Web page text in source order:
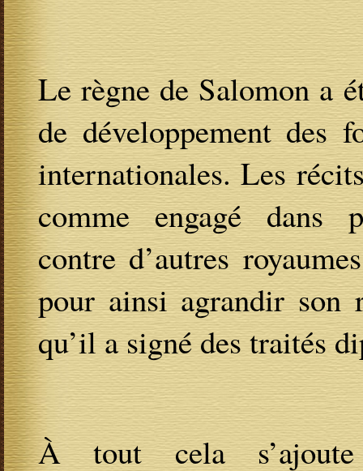
Le règne de Salomon a
de développement des
internationales. Les
comme engagé dans
contre d’autres
pour ainsi agrandir son
qu’il a signé des traités
À tout cela